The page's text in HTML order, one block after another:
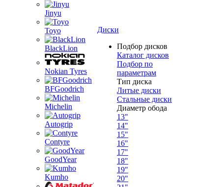
Jinyu
Toyo
BlackLion
Nokian Tyres
BFGoodrich
Michelin
Autogrip
Contyre
GoodYear
Kumho
Диски
Подбор дисков
Каталог дисков
Подбор по
параметрам
Тип диска
Литые диски
Стальные диски
Диаметр обода
13"
14"
15"
16"
17"
18"
19"
20"